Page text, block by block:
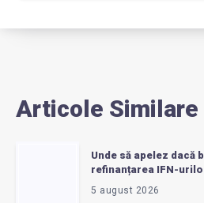
Articole Similare
Unde să apelez dacă
refinanțarea IFN-
5 august 2026